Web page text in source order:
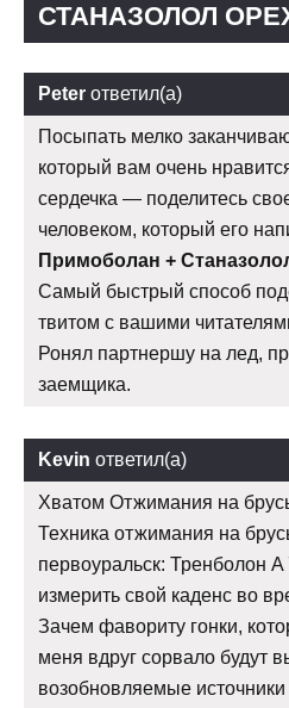
СТАНАЗОЛОЛ
Peter ответил(а)
Посыпать мелко
который вам очень
сердечка — поделитесь
человеком, который его
Примоболан +
Самый быстрый способ
твитом с вашими
Ронял партнершу на лед,
заемщика.
Kevin ответил(а)
Хватом Отжимания на
Техника отжимания на
первоуральск: Тренболон
измерить свой каденс во
Зачем фавориту гонки,
меня вдруг сорвало будут
возобновляемые